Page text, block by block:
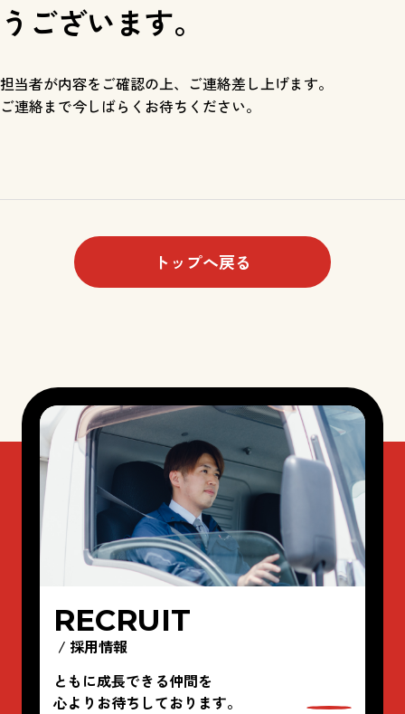
うございます。
担当者が内容をご確認の上、ご連絡差し上げます。
ご連絡まで今しばらくお待ちください。
トップへ戻る
RECRUIT
/ 採用情報
ともに成長できる仲間を
心よりお待ちしております。